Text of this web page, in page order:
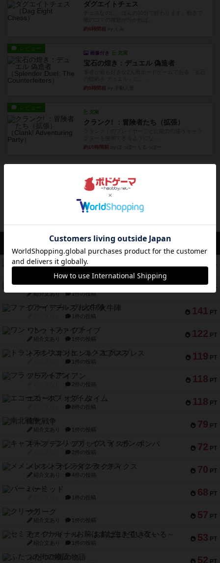
ダグエイトチェス
約8時間前
レビュー
画像付き 充実
宝石の煌き：デュエル 偽造者
約9時間前
レビュー
充実
クランク! ：冒険者たち（拡張）
約10時間前
ボドゲーマのアプリ版はこちら
アクセス数 急上昇中
552 PT
リワイルド：サウスアメリカ
170 PT
マーケットフレッシュ
紹介文あり 1件の投稿
141 PT
ファイアー・ブルズ / 火牛陣
1件の投稿
122 PT
ワン・トゥ・ファイブ
紹介文あり 1件の投稿
119 PT
トランスオリエント・エクスプレス
1件の投稿
118 PT
フラットアイアン
2件の投稿
118 PT
エコーズ・オブ・タイム
8件の投稿
79 PT
南北戦争
紹介文あり 1件の投稿
72 PT
キャプテン・フリップ：イスラ・ボンバ
2件の投稿
70 PT
メメントオンラインタクティクス
紹介文あり 4件の投稿
68 PT
パーミッド
1件の投稿
57 PT
クリーグ
紹介文あり 1件の投稿
53 PT
セミファイナル ～お前はまだ生きている～
紹介文あり 1件の投稿
52 PT
ふたつの街の物語